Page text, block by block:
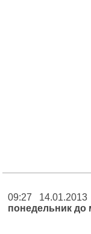
09:27
понедельник до